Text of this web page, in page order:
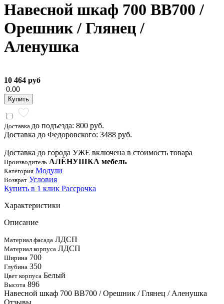
Навесной шкаф 700 ВВ700 /
Орешник / Глянец /
Аленушка
10 464 руб
0.00
Купить
Доставка до подъезда: 800 руб.
Доставка до Федоровского: 3488 руб.
Доставка до города УЖЕ включена в стоимость товара
Производитель АЛЁНУШКА мебель
Категория Модули
Возврат Условия
Купить в 1 клик Рассрочка
Характеристики
Описание
Материал фасада ЛДСП
Материал корпуса ЛДСП
Ширина 700
Глубина 350
Цвет корпуса Белый
Высота 896
Навесной шкаф 700 ВВ700 / Орешник / Глянец / Аленушка
Отзывы